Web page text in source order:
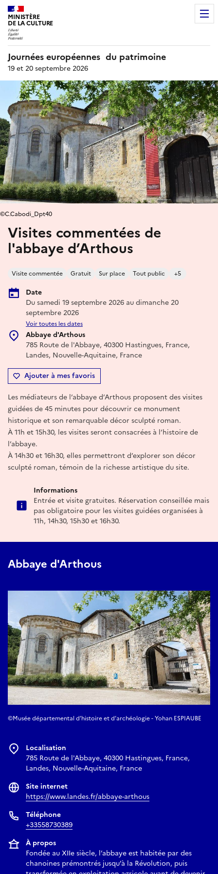
MINISTÈRE
DE LA CULTURE
Journées européennes du patrimoine
19 et 20 septembre 2026
Visites commentées de
l'abbaye d’Arthous
Visite commentée Gratuit Sur place Tout public +5
Date
Du samedi 19 septembre 2026 au dimanche 20
septembre 2026
Voir toutes les dates
Abbaye d'Arthous
785 Route de l'Abbaye, 40300 Hastingues, France,
Landes, Nouvelle-Aquitaine, France
Ajouter à mes favoris
©C.Cabodi_Dpt40
Les médiateurs de l’abbaye d’Arthous proposent des visites
guidées de 45 minutes pour découvrir ce monument
historique et son remarquable décor sculpté roman.
À 11h et 15h30, les visites seront consacrées à l’histoire de
l’abbaye.
À 14h30 et 16h30, elles permettront d’explorer son décor
sculpté roman, témoin de la richesse artistique du site.
Informations
Entrée et visite gratuites. Réservation conseillée mais
pas obligatoire pour les visites guidées organisées à
11h, 14h30, 15h30 et 16h30.
Abbaye d'Arthous
©Musée départemental d’histoire et d’archéologie - Yohan ESPIAUBE
Localisation
785 Route de l'Abbaye, 40300 Hastingues, France,
Landes, Nouvelle-Aquitaine, France
Site internet
https://www.landes.fr/abbaye-arthous
Téléphone
+33558730389
À propos
Fondée au XIIe siècle, l’abbaye est habitée par des
chanoines prémontrés jusqu’à la Révolution, puis